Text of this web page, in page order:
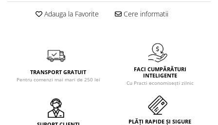
Adauga la Favorite Cere informatii
TRANSPORT GRATUIT
Pentru comenzi mai mari de 250 lei
FACI CUMPĂRĂTURI
INTELIGENTE
Cu Practi economisești zilnic
PLĂȚI RAPIDE ȘI SIGURE